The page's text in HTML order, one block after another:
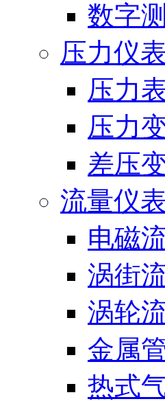
数字
压力仪表
压力
压力
差压
流量仪表
电磁
涡街
涡轮
金属
热式